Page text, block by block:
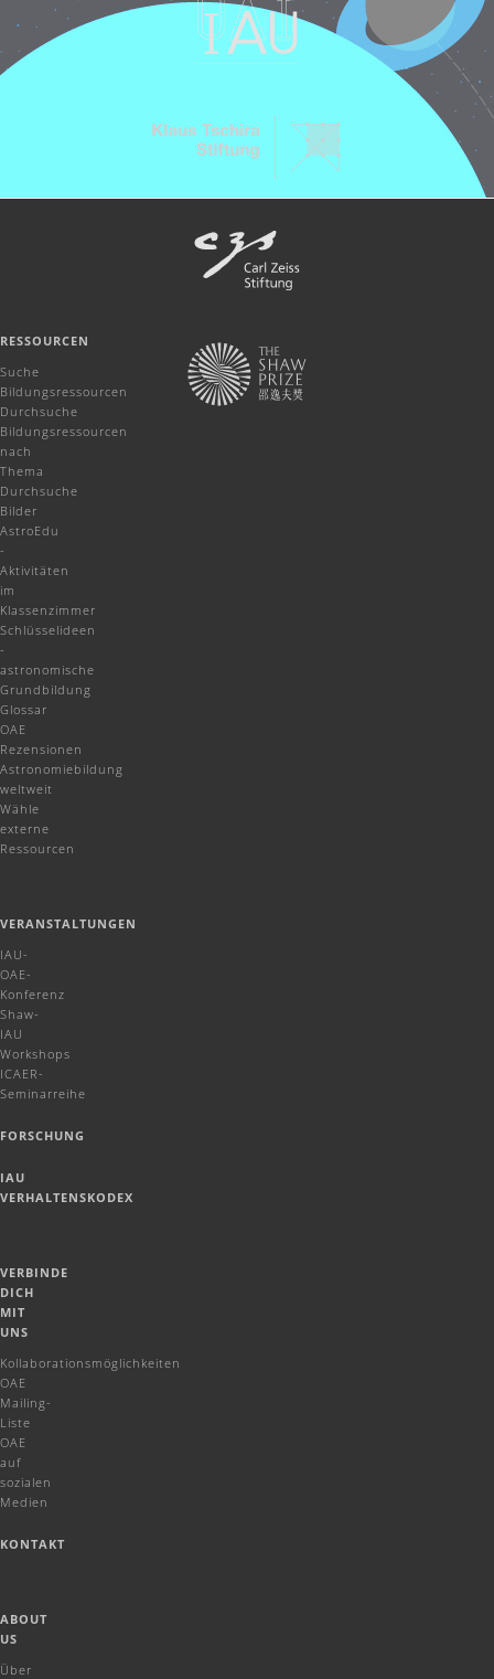
RESSOURCEN
Suche
Bildungsressourcen
Durchsuche
Bildungsressourcen
nach
Thema
Durchsuche
Bilder
AstroEdu
-
Aktivitäten
im
Klassenzimmer
Schlüsselideen
-
astronomische
Grundbildung
Glossar
OAE
Rezensionen
Astronomiebildung
weltweit
Wähle
externe
Ressourcen
VERANSTALTUNGEN
IAU-
OAE-
Konferenz
Shaw-
IAU
Workshops
ICAER-
Seminarreihe
FORSCHUNG
IAU
VERHALTENSKODEX
VERBINDE
DICH
MIT
UNS
Kollaborationsmöglichkeiten
OAE
Mailing-
Liste
OAE
auf
sozialen
Medien
KONTAKT
ABOUT
US
Über